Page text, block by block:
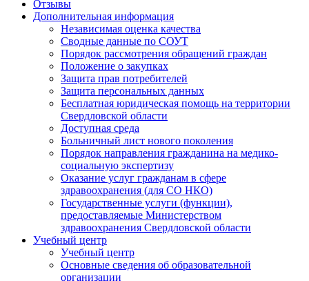
Отзывы
Дополнительная информация
Независимая оценка качества
Сводные данные по СОУТ
Порядок рассмотрения обращений граждан
Положение о закупках
Защита прав потребителей
Защита персональных данных
Бесплатная юридическая помощь на территории
Свердловской области
Доступная среда
Больничный лист нового поколения
Порядок направления гражданина на медико-
социальную экспертизу
Оказание услуг гражданам в сфере
здравоохранения (для СО НКО)
Государственные услуги (функции),
предоставляемые Министерством
здравоохранения Свердловской области
Учебный центр
Учебный центр
Основные сведения об образовательной
организации